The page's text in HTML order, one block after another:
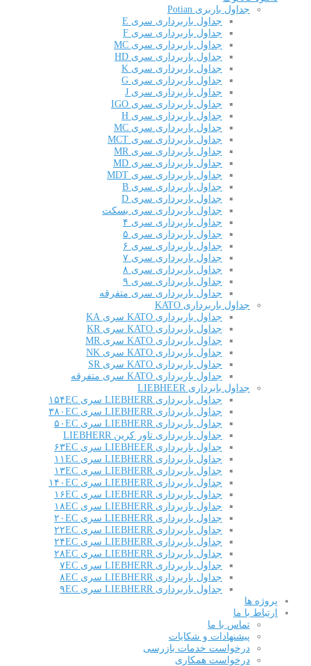
جداول باربری Potian
جداول باربرداری سری E
جداول باربرداری سری F
جداول باربرداری سری MC
جداول باربرداری سری HD
جداول باربرداری سری K
جداول باربرداری سری G
جداول باربرداری سری J
جداول باربرداری سری IGO
جداول باربرداری سری H
جداول باربرداری سری MC
جداول باربرداری سری MCT
جداول باربرداری سری MR
جداول باربرداری سری MD
جداول باربرداری سری MDT
جداول باربرداری سری B
جداول باربرداری سری D
جداول باربرداری سری بسکت
جداول باربرداری سری ۴
جداول باربرداری سری ۵
جداول باربرداری سری ۶
جداول باربرداری سری ۷
جداول باربرداری سری ۸
جداول باربرداری سری ۹
جداول باربرداری سری متفرقه
جداول باربرداری KATO
جداول باربرداری KATO سری KA
جداول باربرداری KATO سری KR
جداول باربرداری KATO سری MR
جداول باربرداری KATO سری NK
جداول باربرداری KATO سری SR
جداول باربرداری KATO سری متفرقه
جداول بابرداری LIEBHEER
جداول باربرداری LIEBHERR سری ۱۵۴EC
جداول باربرداری LIEBHERR سری ۳۸۰EC
جداول باربرداری LIEBHERR سری ۵۰EC
جداول باربرداری تاور کرین LIEBHERR
جداول باربرداری LIEBHEER سری ۶۳EC
جداول باربرداری LIEBHERR سری ۱۱EC
جداول باربرداری LIEBHERR سری ۱۳EC
جداول باربرداری LIEBHERR سری ۱۴۰EC
جداول باربرداری LIEBHERR سری ۱۶EC
جداول باربرداری LIEBHERR سری ۱۸EC
جداول باربرداری LIEBHERR سری ۲۰EC
جداول باربرداری LIEBHERR سری ۲۲EC
جداول باربرداری LIEBHERR سری ۲۴EC
جداول باربرداری LIEBHERR سری ۲۸EC
جداول باربرداری LIEBHERR سری ۷EC
جداول باربرداری LIEBHERR سری ۸EC
جداول باربرداری LIEBHERR سری ۹EC
پروژه ها
ارتباط با ما
تماس با ما
پیشنهادات و شکایات
درخواست خدمات بازرسی
درخواست همکاری